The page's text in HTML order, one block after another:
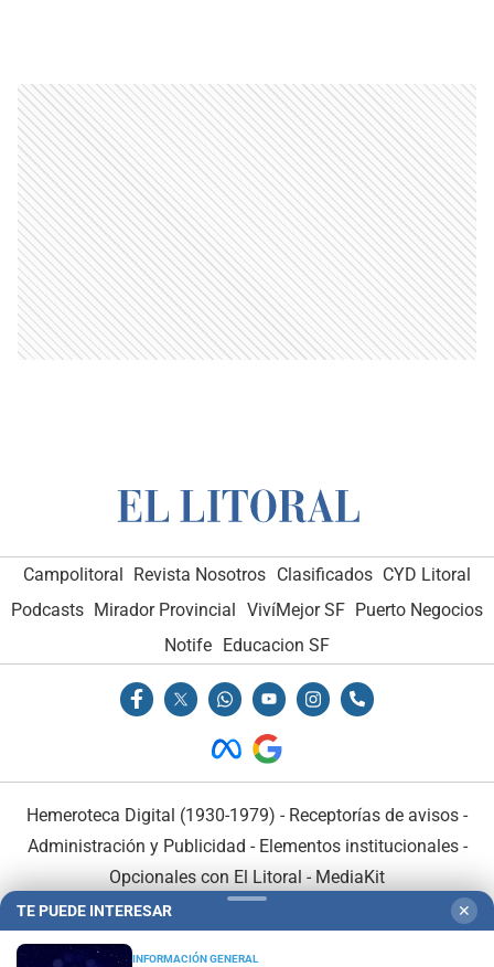
Campolitoral Revista Nosotros Clasificados CYD Litoral
Podcasts Mirador Provincial VivíMejor SF Puerto Negocios
Notife
Educacion SF
Hemeroteca Digital (1930-1979) - Receptorías de avisos -
Administración y Publicidad - Elementos institucionales-
Opcionales con El Litoral - MediaKit
TE PUEDE INTERESAR ✕
INFORMACIÓN GENERAL